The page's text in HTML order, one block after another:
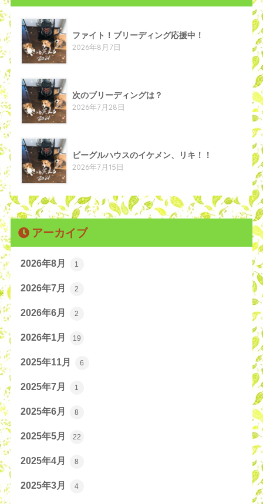
ファイト！ブリーディング応援中！
2026年8月7日
次のブリーディングは？
2026年7月28日
ビーグルハウスのイケメン、リキ！！
2026年7月15日
アーカイブ
2026年8月 1
2026年7月 2
2026年6月 2
2026年1月 19
2025年11月 6
2025年7月 1
2025年6月 8
2025年5月 22
2025年4月 8
2025年3月 4